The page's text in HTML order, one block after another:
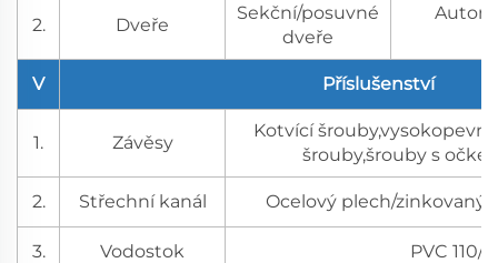
2. Dveře
Sekční/posuvné
dveře
V Příslušenství
1. Závěsy
Kotvící
šrouby,šrouby s
2. Střechní kanál Ocelový plech/zinkovaný/
3. Vodostok PVC 110/